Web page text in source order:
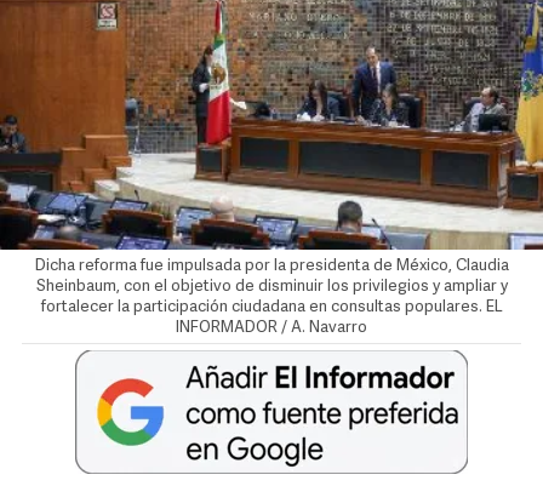
Dicha reforma fue impulsada por la presidenta de México, Claudia
Sheinbaum, con el objetivo de disminuir los privilegios y ampliar y
fortalecer la participación ciudadana en consultas populares. EL
INFORMADOR / A. Navarro